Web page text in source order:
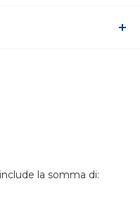
la somma di: